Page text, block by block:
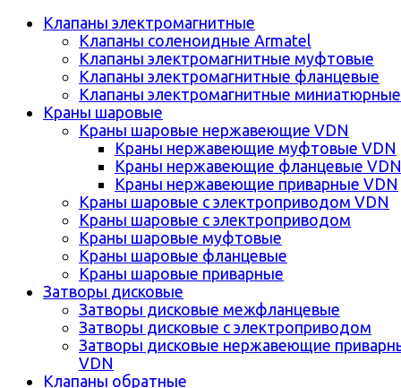
Клапаны электромагнитные
Клапаны соленоидные Armatel
Клапаны электромагнитные муфтовые
Клапаны электромагнитные фланцевые
Клапаны электромагнитные миниатюрные
Краны шаровые
Краны шаровые нержавеющие VDN
Краны нержавеющие муфтовые VDN
Краны нержавеющие фланцевые VDN
Краны нержавеющие приварные VDN
Краны шаровые с электроприводом VDN
Краны шаровые с электроприводом
Краны шаровые муфтовые
Краны шаровые фланцевые
Краны шаровые приварные
Затворы дисковые
Затворы дисковые межфланцевые
Затворы дисковые с электроприводом
Затворы дисковые нержавеющие
VDN
Клапаны обратные